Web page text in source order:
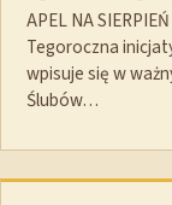
APEL NA
Tegoroczna
wpisuje się w
Ślubów…